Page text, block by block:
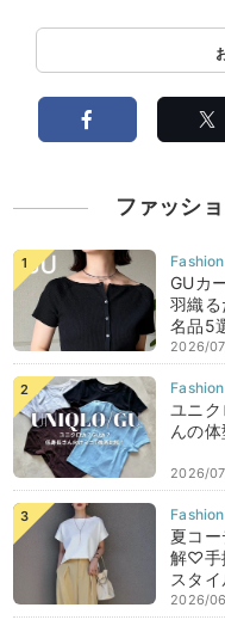
ファッシ
GUカ
羽織
名品5
2026/
ユニ
んの
2026/
夏コ
解♡手
スタイ
2026/